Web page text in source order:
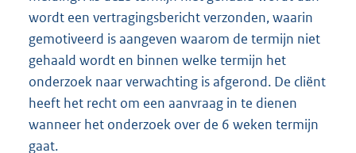
wordt een vertragingsbericht verzonden, waarin
gemotiveerd is aangeven waarom de termijn niet
gehaald wordt en binnen welke termijn het
onderzoek naar verwachting is afgerond. De cliënt
heeft het recht om een aanvraag in te dienen
wanneer het onderzoek over de 6 weken termijn
gaat.